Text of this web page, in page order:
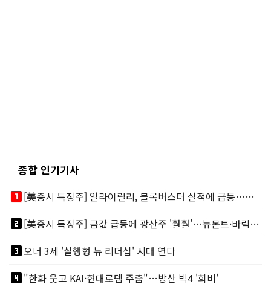
종합 인기기사
looks_one
[美증시 특징주] 일라이릴리, 블록버스터 실적에 급등…마운자로 매출 폭발
looks_two
[美증시 특징주] 금값 급등에 광산주 '훨훨'…뉴몬트·바릭마이닝 주도
looks_3오너 3세 '실행형 뉴 리더십' 시대 연다
looks_4"한화 웃고 KAI·현대로템 주춤"…방산 빅4 '희비'